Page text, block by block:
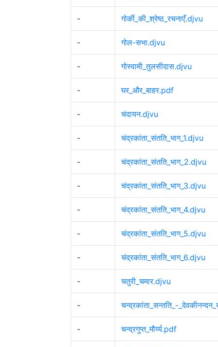
- गोर्की_की_श्रेष्ठ_रचनाएँ.djvu
- गोल-सभा.djvu
- गोस्वामी_तुलसीदास.djvu
- घर_और_बाहर.pdf
- चंदायन.djvu
- चंद्रकांता_संतति_भाग_1.djvu
- चंद्रकांता_संतति_भाग_2.djvu
- चंद्रकांता_संतति_भाग_3.djvu
- चंद्रकांता_संतति_भाग_4.djvu
- चंद्रकांता_संतति_भाग_5.djvu
- चंद्रकांता_संतति_भाग_6.djvu
- चतुरी_चमार.djvu
- चन्द्रकांता_सन्तति_-
- चन्द्रगुप्त_मौर्य्य.pdf